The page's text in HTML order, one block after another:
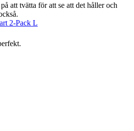
att tvätta för att se att det håller och
2-Pack L